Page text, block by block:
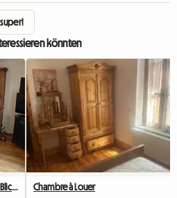
super!
könnten
Zimmer mit eigenem Balkon und Blick auf die mittelalterliche Stadt zu vermieten Chambre à Louer